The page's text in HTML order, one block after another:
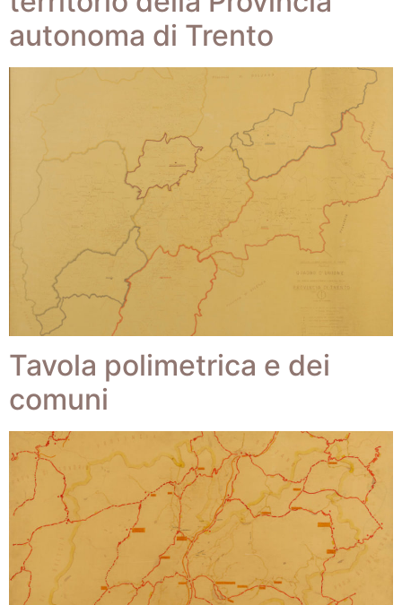
autonoma di Trento
Tavola polimetrica e dei
comuni